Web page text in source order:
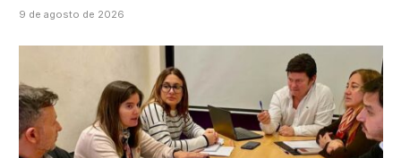
9 de agosto de 2026